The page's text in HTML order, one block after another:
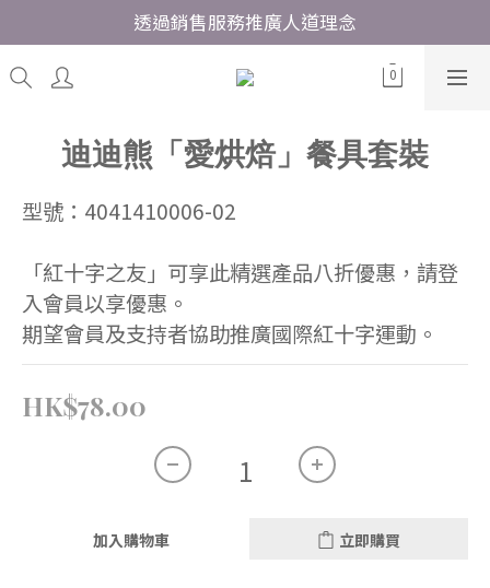
透過銷售服務推廣人道理念
迪迪熊「愛烘焙」餐具套裝
型號：4041410006-02
「紅十字之友」可享此精選產品八折優惠，請登
入會員以享優惠。
期望會員及支持者協助推廣國際紅十字運動。
HK$78.00
加入購物車 立即購買